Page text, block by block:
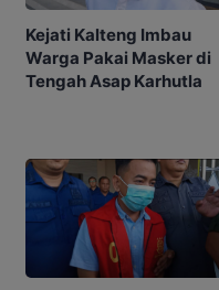
Kejati Kalteng Imbau
Warga Pakai Masker di
Tengah Asap Karhutla